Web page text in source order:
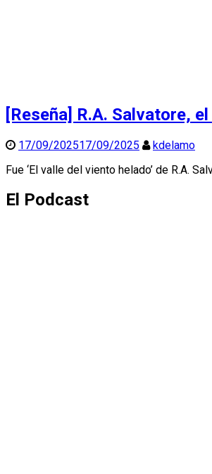
[Reseña] R.A. Salvatore,
17/09/202517/09/2025
kdelamo
Fue ‘El valle del viento helado’ de R.A.
El Podcast